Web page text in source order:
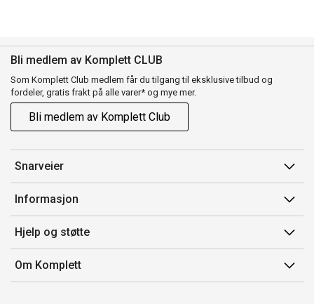
Bli medlem av Komplett CLUB
Som Komplett Club medlem får du tilgang til eksklusive tilbud og
fordeler, gratis frakt på alle varer* og mye mer.
Bli medlem av Komplett Club
Snarveier
Min side
Ordreoversikt
Flex
Komplett Club
Informasjon
Salgsbetingelser
Medlemsvilkår for Komplett Club
Merker/produsent
Hjelp og støtte
Kontakt oss
Kundeservice
Om Komplett